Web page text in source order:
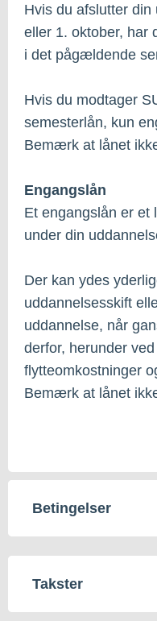
Hvis du afslutter
eller 1. oktober, har
i det pågældende
Hvis du modtager
semesterlån, kun
Bemærk at lånet
Engangslån
Et engangslån er et
under din
Der kan ydes
uddannelsesskift
uddannelse, når
derfor, herunder
flytteomkostninger
Bemærk at lånet
Betingelser
Takster